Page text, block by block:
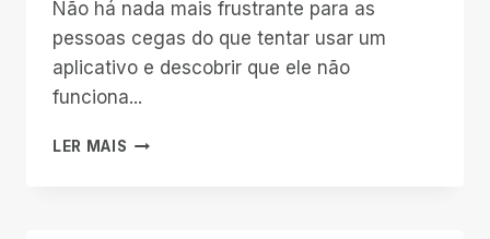
Não há nada mais frustrante para as
pessoas cegas do que tentar usar um
aplicativo e descobrir que ele não
funciona...
LER MAIS ACCESSKIT: